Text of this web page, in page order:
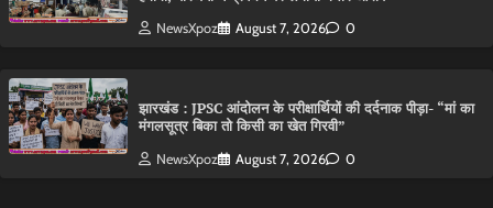
NewsXpoz August 7, 2026 0
झारखंड : JPSC आंदोलन के परीक्षार्थियों की दर्दनाक पीड़ा- “मां का
मंगलसूत्र बिका तो किसी का खेत गिरवी”
NewsXpoz August 7, 2026 0